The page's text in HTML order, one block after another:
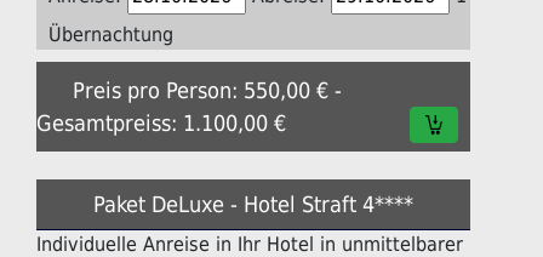
Übernachtung
Preis pro Person: 550,00 € -
Gesamtpreiss: 1.100,00 €
Paket DeLuxe - Hotel Straft 4****
Individuelle Anreise in Ihr Hotel in unmittelbarer